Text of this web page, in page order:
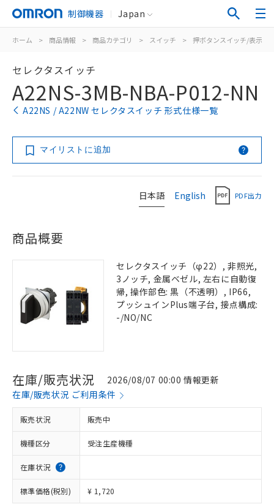
制御機器 Japan
ホーム > 商品情報 > 商品カテゴリ > スイッチ > 押ボタンスイッチ/表示灯
セレクタスイッチ
A22NS-3MB-NBA-P012-NN
A22NS / A22NW セレクタスイッチ 形式仕様一覧
マイリストに追加
日本語 English PDF出力
商品概要
セレクタスイッチ（φ22）, 非照光,
3ノッチ, 金属ベゼル, 左右に自動復
帰, 操作部色: 黒（不透明）, IP66,
プッシュインPlus端子台, 接点構成:
-/NO/NC
在庫/販売状況
2026/08/07 00:00 情報更新
在庫/販売状況 ご利用条件
販売状況 販売中
機種区分 受注生産機種
在庫状況
標準価格(税別) ¥ 1,720